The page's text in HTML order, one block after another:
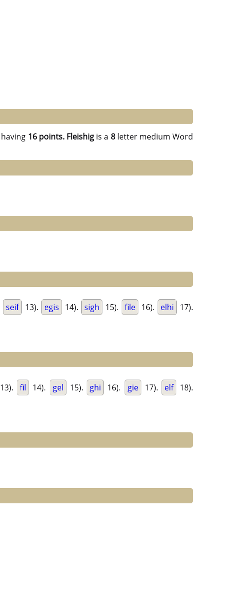
having 16 points. Fleishigis a 8letter medium Word
seif 13). egis 14). sigh 15). file 16). elhi 17).
13). fil 14). gel 15). ghi 16). gie 17). elf 18).